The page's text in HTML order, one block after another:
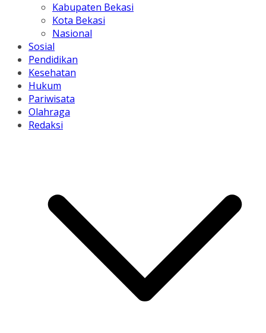
Kabupaten Bekasi
Kota Bekasi
Nasional
Sosial
Pendidikan
Kesehatan
Hukum
Pariwisata
Olahraga
Redaksi